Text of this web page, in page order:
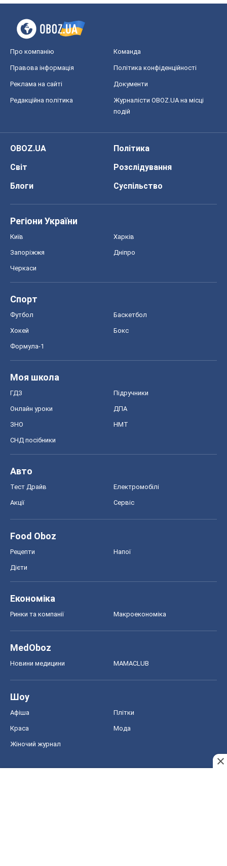
Про компанію Команда
Правова інформація Політика конфіденційності
Реклама на сайті Документи
Редакційна політика
Журналісти OBOZ.UA на місці
подій
OBOZ.UA
Політика
Світ
Розслідування
Блоги
Суспільство
Регіони України
Київ Харків
Запоріжжя Дніпро
Черкаси
Спорт
Футбол Баскетбол
Хокей Бокс
Формула-1
Моя школа
ГДЗ Підручники
Онлайн уроки ДПА
ЗНО НМТ
СНД посібники
Авто
Тест Драйв Електромобілі
Акції Сервіс
Food Oboz
Рецепти Напої
Дієти
Економіка
Ринки та компанії Макроекономіка
MedOboz
Новини медицини MAMACLUB
Шоу
Афіша Плітки
Краса Мода
Жіночий журнал